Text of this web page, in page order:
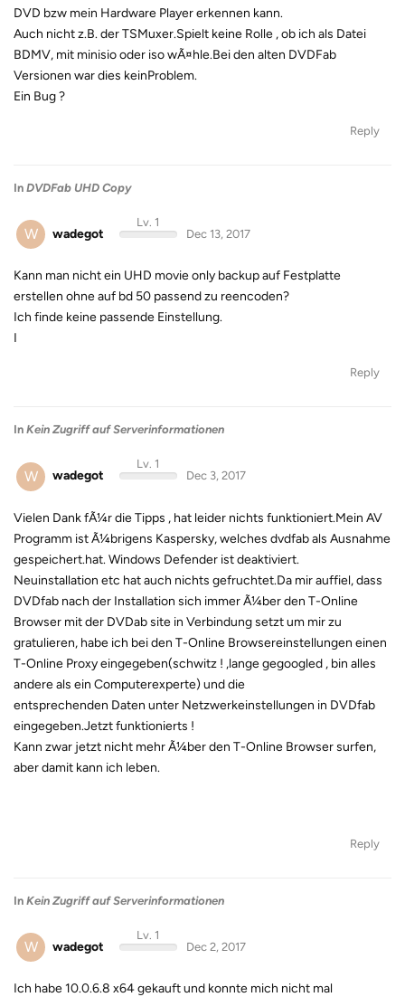
DVD bzw mein Hardware Player erkennen kann.
Auch nicht z.B. der TSMuxer.Spielt keine Rolle , ob ich als Datei
BDMV, mit minisio oder iso wÃ¤hle.Bei den alten DVDFab
Versionen war dies keinProblem.
Ein Bug ?
Reply
In DVDFab UHD Copy
W wadegot
Lv. 1
Dec 13, 2017
Kann man nicht ein UHD movie only backup auf Festplatte
erstellen ohne auf bd 50 passend zu reencoden?
Ich finde keine passende Einstellung.
I
Reply
In Kein Zugriff auf Serverinformationen
W wadegot
Lv. 1
Dec 3, 2017
Vielen Dank fÃ¼r die Tipps , hat leider nichts funktioniert.Mein AV
Programm ist Ã¼brigens Kaspersky, welches dvdfab als Ausnahme
gespeichert.hat. Windows Defender ist deaktiviert.
Neuinstallation etc hat auch nichts gefruchtet.Da mir auffiel, dass
DVDfab nach der Installation sich immer Ã¼ber den T-Online
Browser mit der DVDab site in Verbindung setzt um mir zu
gratulieren, habe ich bei den T-Online Browsereinstellungen einen
T-Online Proxy eingegeben(schwitz ! ,lange gegoogled , bin alles
andere als ein Computerexperte) und die
entsprechenden Daten unter Netzwerkeinstellungen in DVDfab
eingegeben.Jetzt funktionierts !
Kann zwar jetzt nicht mehr Ã¼ber den T-Online Browser surfen,
aber damit kann ich leben.
Reply
In Kein Zugriff auf Serverinformationen
W wadegot
Lv. 1
Dec 2, 2017
Ich habe 10.0.6.8 x64 gekauft und konnte mich nicht mal